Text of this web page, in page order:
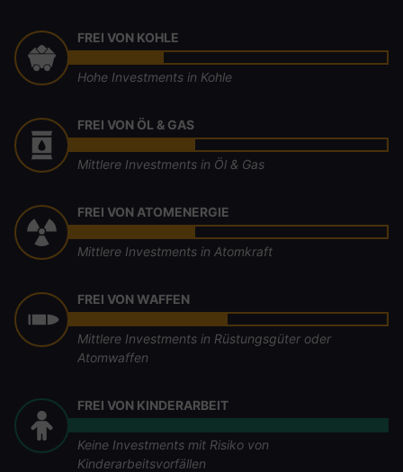
FREI VON KOHLE
Hohe Investments in Kohle
FREI VON ÖL & GAS
Mittlere Investments in Öl & Gas
FREI VON ATOMENERGIE
Mittlere Investments in Atomkraft
FREI VON WAFFEN
Mittlere Investments in Rüstungsgüter oder
Atomwaffen
FREI VON KINDERARBEIT
Keine Investments mit Risiko von
Kinderarbeitsvorfällen